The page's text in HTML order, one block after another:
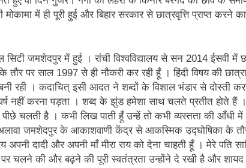
मोकामा में ही पूरी हुई और बिहार सरकार से छात्रवृत्ति प्राप्त करने
सिटी जमशेदपुर में हुई । रांची विश्वविद्यालय से सन 2014 ईसवी में
के तौर पर साल 1997 से ही नौकरी कर रही हूँ । हिंदी विषय की
रही । कदाचित् इसी आदत ने शब्दों के विशाल भंडार से दोस्ती
नहीं करना पड़ता । शब्द के झुंड हमेशा साथ चलते प्रतीत होते हैं ।
चलती है । कभी लिख पाती हूँ उन्हें तो कभी व्यस्तता की आँधी में
जमशेदपुर के आकाशवाणी केंद्र से आकस्मिक उद्घोषिका के
अपनी दादी और अपनी माँ मीरा राय को देना चाहती हूँ । मेरे पति
चलने की और बढ़ने की पूरी स्वतंत्रता उन्होंने दे रखी है और